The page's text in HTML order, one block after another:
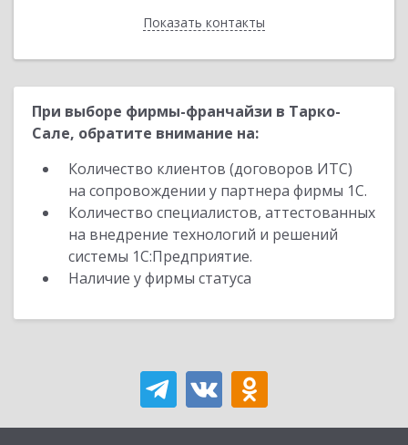
Показать контакты
Назад
При выборе фирмы-франчайзи в Тарко-
Сале, обратите внимание на:
Количество клиентов (договоров ИТС)
на сопровождении у партнера фирмы 1С.
Количество специалистов, аттестованных
на внедрение технологий и решений
системы 1С:Предприятие.
Наличие у фирмы статуса